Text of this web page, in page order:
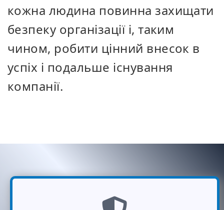
кожна людина повинна захищати
безпеку організації і, таким
чином, робити цінний внесок в
успіх і подальше існування
компанії.